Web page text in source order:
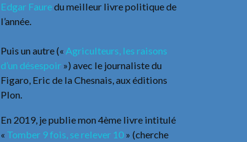
Edgar Fauredu meilleur livre politique de
l’année.
Puis un autre (« Agriculteurs, les raisons
d’un désespoir ») avec le journaliste du
Figaro, Eric de la Chesnais, aux éditions
Plon.
En 2019, je publie mon 4ème livre intitulé
« Tomber 9 fois, se relever 10 » (cherche